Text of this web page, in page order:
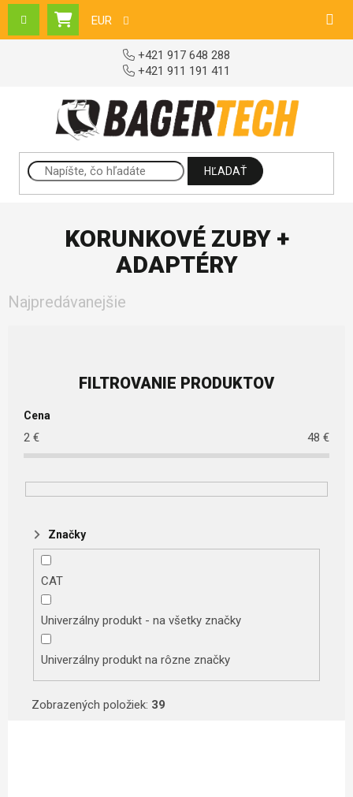
Prejsť na obsah
NÁKUPNÝ KOŠÍK
EUR
+421 917 648 288
+421 911 191 411
HĽADAŤ
KORUNKOVÉ ZUBY +
ADAPTÉRY
Najpredávanejšie
Cena
2 € 48 €
Značky
CAT
Univerzálny produkt - na všetky značky
Univerzálny produkt na rôzne značky
Zobrazených položiek: 39